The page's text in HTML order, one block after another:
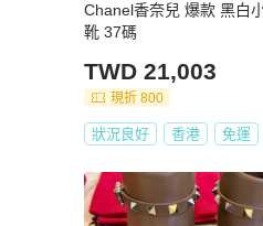
Chanel香奈兒 爆款 黑白
靴 37碼
TWD 21,003
現折 800
狀況良好 香港 免運